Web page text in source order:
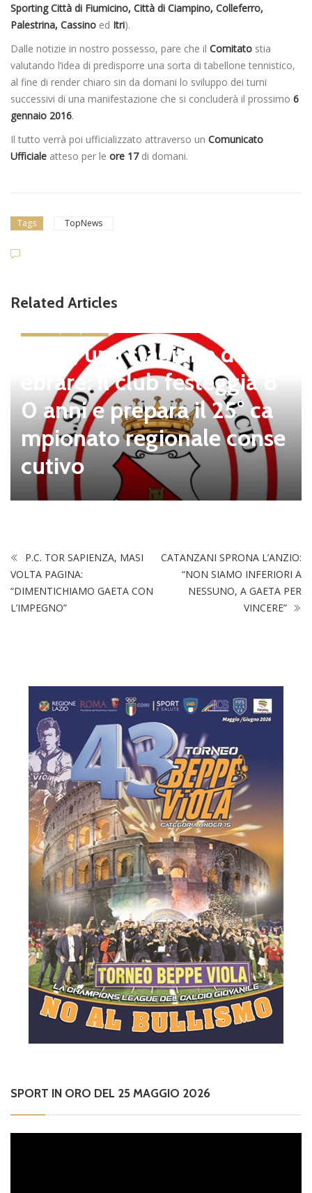
Sporting Città di Fiumicino, Città di Ciampino, Colleferro,
Palestrina, Cassino ed Itri).
Dalle notizie in nostro possesso, pare che il Comitato stia
valutando l’idea di predisporre una sorta di tabellone tennistico,
al fine di render chiaro sin da domani lo sviluppo dei turni
successivi di una manifestazione che si concluderà il prossimo 6
gennaio 2016.
Il tutto verrà poi ufficializzato attraverso un Comunicato
Ufficiale atteso per le ore 17 di domani.
Tags TopNews
Related Articles
Tolfa, una stagione da cel
ebrare: il club festeggia 8
0 anni e prepara il 25° ca
mpionato regionale conse
cutivo
P.C. TOR SAPIENZA, MASI
VOLTA PAGINA:
“DIMENTICHIAMO GAETA CON
L’IMPEGNO”
CATANZANI SPRONA L’ANZIO:
“NON SIAMO INFERIORI A
NESSUNO, A GAETA PER
VINCERE”
SPORT IN ORO DEL 25 MAGGIO 2026